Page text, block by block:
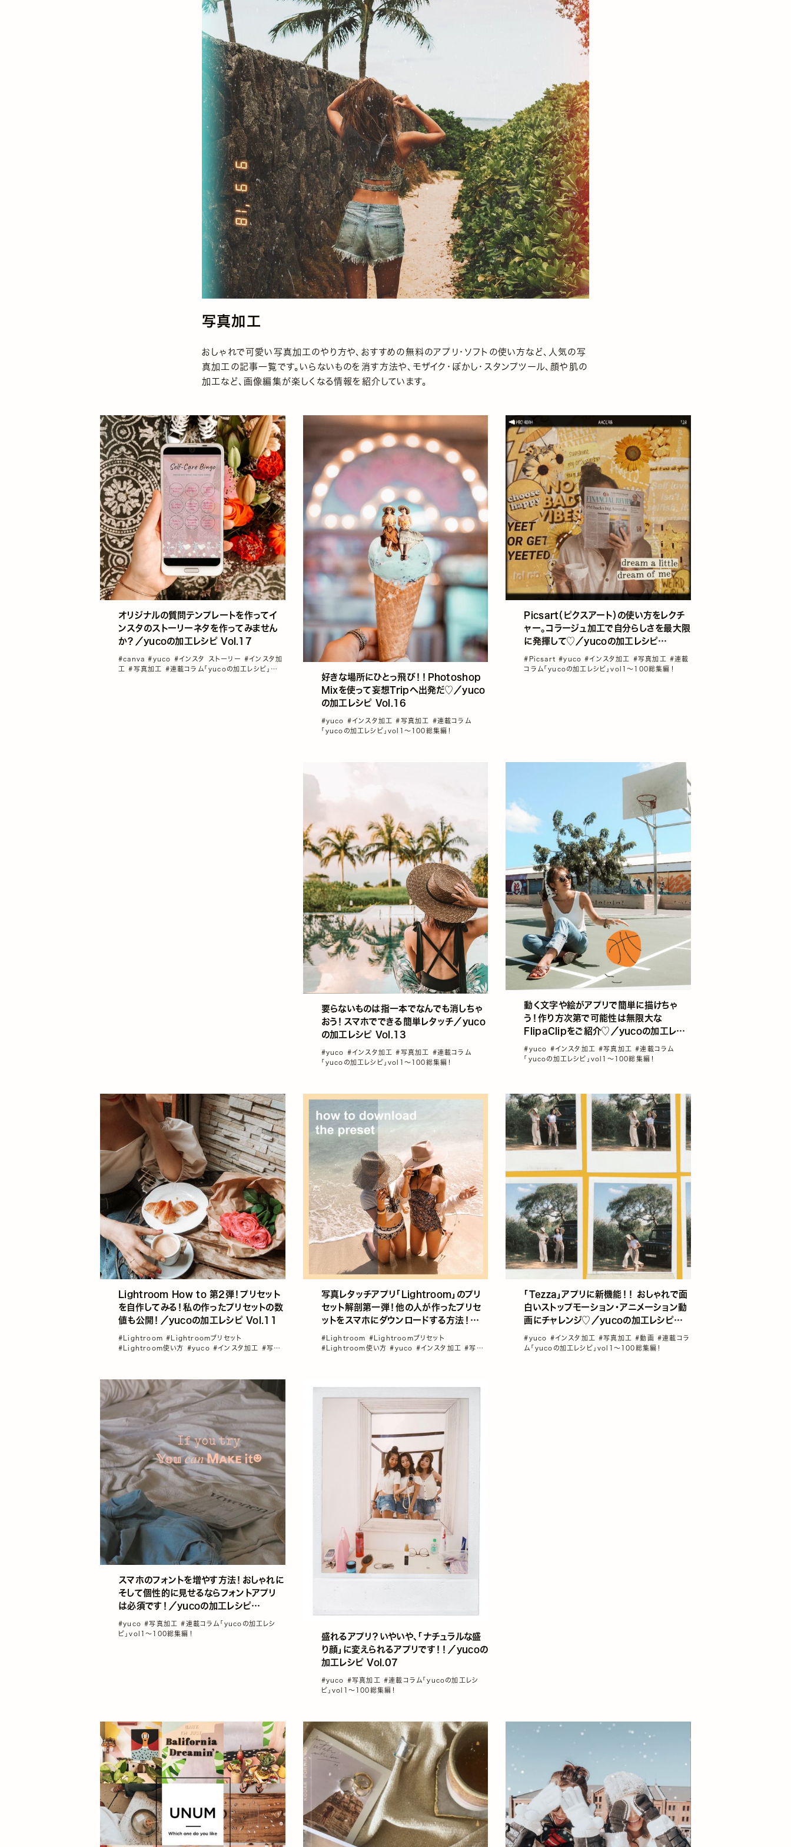
写真加工
おしゃれで可愛い写真加工のやり方や、おすすめの無料のアプリ・ソフトの使い方など、人気の写
真加工の記事一覧です。いらないものを消す方法や、モザイク・ぼかし・スタンプツール、顔や肌の
加工など、画像編集が楽しくなる情報を紹介しています。
オリジナルの質問テンプレートを作ってイ
ンスタのストーリーネタを作ってみません
か？／yucoの加工レシピ Vol.17
#canva#yuco #インスタ ストーリー #インスタ加
工#写真加工 #連載コラム「yucoの加工レシピ」
好きな場所にひとっ飛び！！Photoshop
Mixを使って妄想Tripへ出発だ♡／yuco
の加工レシピ Vol.16
#yuco #インスタ加工#写真加工 #連載コラム
「yucoの加工レシピ」vol1～100総集編！
Picsart（ピクスアート）の使い方をレクチ
ャー。コラージュ加工で自分らしさを最大限
に発揮して♡／yucoの加工レシピ
Vol.14
#Picsart#yuco#インスタ加工 #写真加工#連載
コラム「yucoの加工レシピ」vol1～100総集編！
要らないものは指一本でなんでも消しちゃ
おう！スマホでできる簡単レタッチ／yuco
の加工レシピ Vol.13
#yuco #インスタ加工#写真加工 #連載コラム
「yucoの加工レシピ」vol1～100総集編！
動く文字や絵がアプリで簡単に描けちゃ
う！作り方次第で可能性は無限大な
FlipaClipをご紹介♡／yucoの加工レシ
ピ Vol.12
#yuco #インスタ加工#写真加工#連載コラム
「yucoの加工レシピ」vol1～100総集編！
Lightroom How to 第2弾！プリセット
を自作してみる！私の作ったプリセットの数
値も公開！／yucoの加工レシピ Vol.11
#Lightroom#Lightroomプリセット
#Lightroom使い方 #yuco #インスタ加工 #写真
写真レタッチアプリ「Lightroom」のプリ
セット解剖第一弾！他の人が作ったプリセ
ットをスマホにダウンロードする方法！／
yucoの加工レシピ Vol.10
#Lightroom #Lightroomプリセット
#Lightroom使い方#yuco #インスタ加工#写真
「Tezza」アプリに新機能！！ おしゃれで面
白いストップモーション・アニメーション動
画にチャレンジ♡／yucoの加工レシピ
Vol.09
#yuco #インスタ加工#写真加工#動画#連載コラ
ム「yucoの加工レシピ」vol1～100総集編！
スマホのフォントを増やす方法！おしゃれに
そして個性的に見せるならフォントアプリ
は必須です！／yucoの加工レシピ
#yuco#写真加工#連載コラム「yucoの加工レシ
ピ」vol1～100総集編！
盛れるアプリ？いやいや、「ナチュラルな盛
り顔」に変えられるアプリです！！／yucoの
加工レシピ Vol.07
#yuco #写真加工#連載コラム「yucoの加工レシ
ピ」vol1～100総集編！